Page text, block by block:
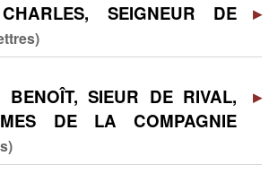
SEIGNEUR DE
BENOÎT, SIEUR DE RIVAL,
DE LA COMPAGNIE